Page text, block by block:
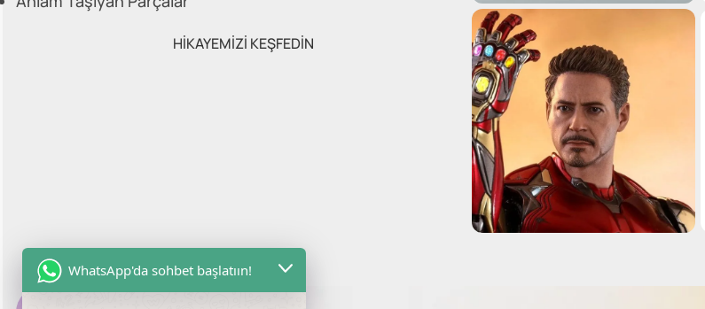
HİKAYEMİZİ KEŞFEDİN
WhatsApp'da sohbet başlatıın!